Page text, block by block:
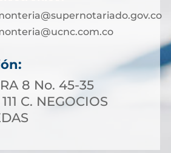
8 No. 45-35
C. NEGOCIOS